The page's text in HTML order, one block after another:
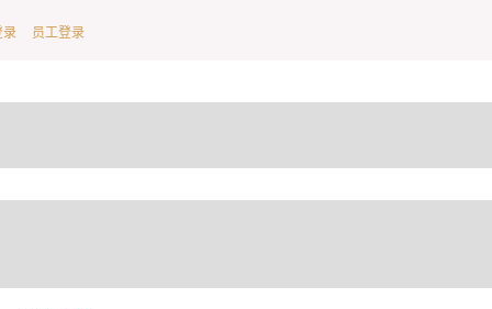
录 员工登录